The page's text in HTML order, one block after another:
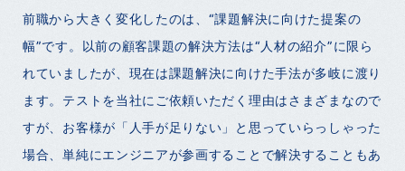
前職から大きく変化したのは、“課題解決に向けた提案の
幅”です。以前の顧客課題の解決方法は“人材の紹介”に限ら
れていましたが、現在は課題解決に向けた手法が多岐に渡り
ます。テストを当社にご依頼いただく理由はさまざまなので
すが、お客様が「人手が足りない」と思っていらっしゃった
場合、単純にエンジニアが参画することで解決することもあ